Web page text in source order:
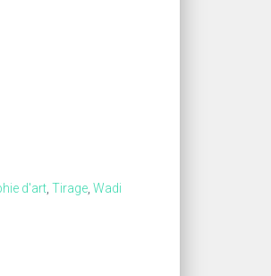
d'art Tirage Wadi